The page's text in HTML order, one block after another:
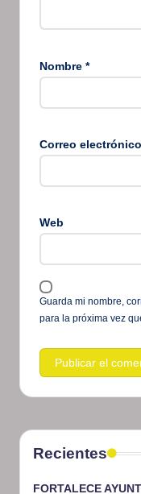
Nombre *
Correo electrónico
Web
Guarda mi nombre,
para la próxima vez
Recientes
FORTALECE